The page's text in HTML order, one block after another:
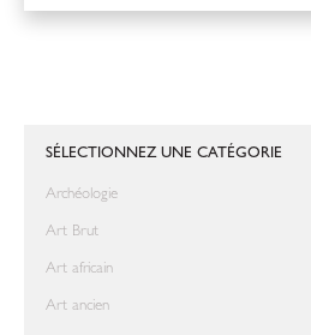
SÉLECTIONNEZ UNE CATÉGORIE
Archéologie
Art Brut
Art africain
Art ancien